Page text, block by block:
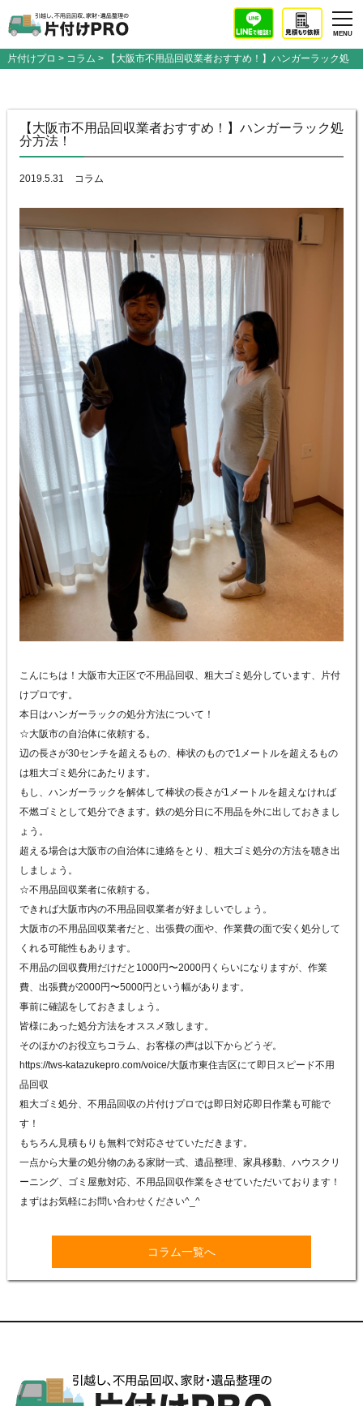
片付けプロ > コラム > 【大阪市不用品回収業者おすすめ！】ハンガーラック処
【大阪市不用品回収業者おすすめ！】ハンガーラック処
分方法！
2019.5.31 コラム
こんにちは！大阪市大正区で不用品回収、粗大ゴミ処分しています、片付
けプロです。
本日はハンガーラックの処分方法について！
☆大阪市の自治体に依頼する。
辺の長さが30センチを超えるもの、棒状のもので1 メートルを超えるもの
は粗大ゴミ処分にあたります。
もし、ハンガーラックを解体して棒状の長さが1 メートルを超えなければ
不燃ゴミとして処分できます。鉄の処分日に不用品を外に出しておきまし
ょう。
超える場合は大阪市の自治体に連絡をとり、粗大ゴミ処分の方法を聴き出
しましょう。
☆不用品回収業者に依頼する。
できれば大阪市内の不用品回収業者が好ましいでしょう。
大阪市の不用品回収業者だと、出張費の面や、作業費の面で安く処分して
くれる可能性もあります。
不用品の回収費用だけだと 1000円〜2000円くらいになりますが、作業
費、出張費が2000円〜5000円という幅があります。
事前に確認をしておきましょう。
皆様にあった処分方法をオススメ致します。
そのほかのお役立ちコラム、お客様の声は以下からどうぞ。
https://tws-katazukepro.com/voice/大阪市東住吉区にて即日スピード不用
品回収
粗大ゴミ処分、不用品回収の片付けプロでは即日対応即日作業も可能で
す！
もちろん見積もりも無料で対応させていただきます。
一点から大量の処分物のある家財一式、遺品整理、家具移動、ハウスクリ
ーニング、ゴミ屋敷対応、不用品回収作業をさせていただいております！
まずはお気軽にお問い合わせください^_^
コラム一覧へ